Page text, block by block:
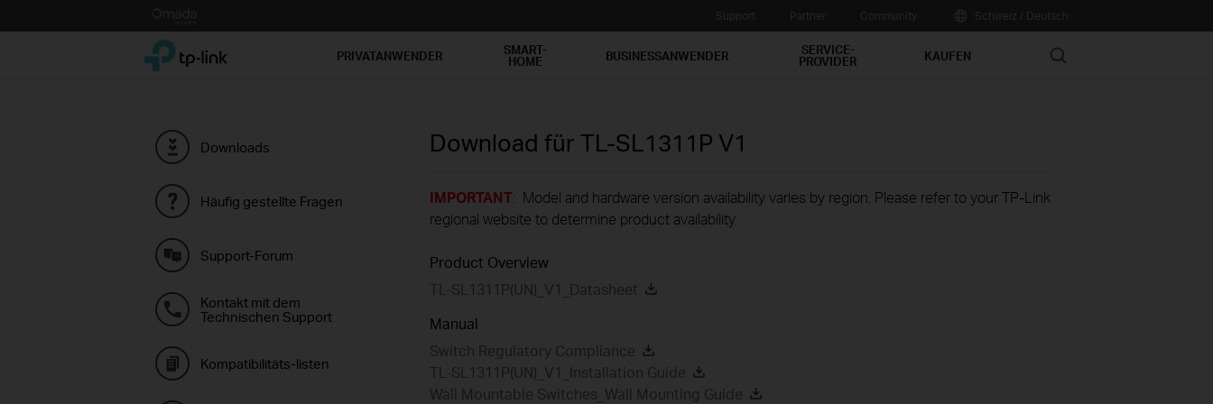
to
TP-Link, Reliably Smart PRIVATANWENDER SMART-
HOME BUSINESSANWENDER SERVICE-
PROVIDER KAUFEN Search
Downloads
Häufig gestellte Fragen
Support-Forum
Kontakt mit dem
Technischen Support
Kompatibilitäts-listen
Download für TL-SL1311P V1
IMPORTANT: Model and hardware version availability varies by region. Please refer to your TP-Link
regional website to determine product availability.
Product Overview
TL-SL1311P(UN)_V1_Datasheet
Manual
Switch Regulatory Compliance
TL-SL1311P(UN)_V1_Installation Guide
Wall Mountable Switches_Wall Mounting Guide